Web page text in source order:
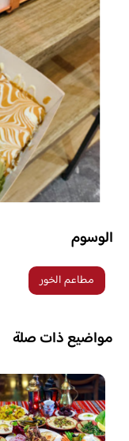
الوسوم
مطاعم الخور
مواضيع ذات صلة